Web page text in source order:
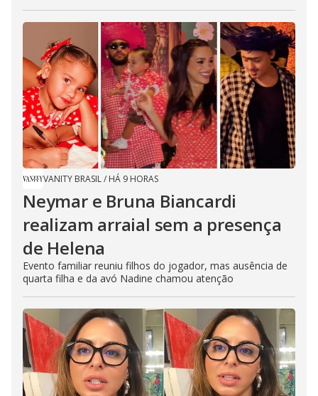
VANITY BRASIL/ HÁ 9 HORAS
Neymar e Bruna Biancardi
realizam arraial sem a presença
de Helena
Evento familiar reuniu filhos do jogador, mas ausência de
quarta filha e da avó Nadine chamou atenção